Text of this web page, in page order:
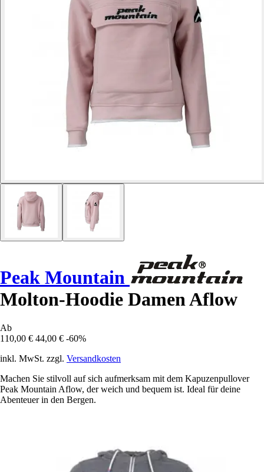
Peak Mountain
Molton-Hoodie Damen Aflow
Ab
110,00 € 44,00 € -60%
inkl. MwSt. zzgl. Versandkosten
Machen Sie stilvoll auf sich aufmerksam mit dem Kapuzenpullover
Peak Mountain Aflow, der weich und bequem ist. Ideal für deine
Abenteuer in den Bergen.